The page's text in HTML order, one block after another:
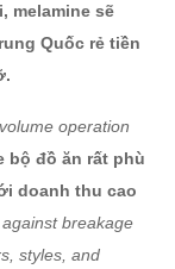
melamine sẽ
Quốc rẻ tiền
operation
bộ đồ ăn rất phù
doanh thu cao
breakage
styles, and